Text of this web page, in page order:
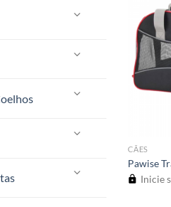
CÃES
Pawise
Inicie